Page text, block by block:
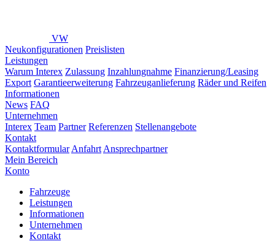
VW
Neukonfigurationen Preislisten
Leistungen
Warum Interex Zulassung Inzahlungnahme Finanzierung/Leasing
Export Garantieerweiterung Fahrzeuganlieferung Räder und Reifen
Informationen
News FAQ
Unternehmen
Interex Team Partner Referenzen Stellenangebote
Kontakt
Kontaktformular Anfahrt Ansprechpartner
Mein Bereich
Konto
Fahrzeuge
Leistungen
Informationen
Unternehmen
Kontakt